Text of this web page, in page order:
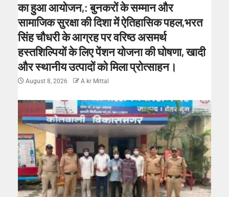
का हुआ आयोजन,: बुनकरों के सम्मान और
सामाजिक सुरक्षा की दिशा में ऐतिहासिक पहल,भरत
सिंह चौधरी के आग्रह पर वरिष्ठ असमर्थ
हस्तशिल्पियों के लिए पेंशन योजना की घोषणा, खादी
और स्थानीय उत्पादों को मिला प्रोत्साहन।
August 8, 2026 A kr Mittal